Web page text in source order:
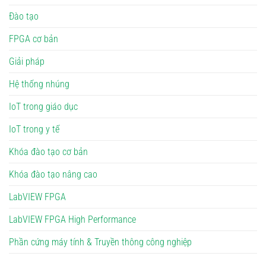
Đào tạo
FPGA cơ bản
Giải pháp
Hệ thống nhúng
IoT trong giáo dục
IoT trong y tế
Khóa đào tạo cơ bản
Khóa đào tạo nâng cao
LabVIEW FPGA
LabVIEW FPGA High Performance
Phần cứng máy tính & Truyền thông công nghiệp